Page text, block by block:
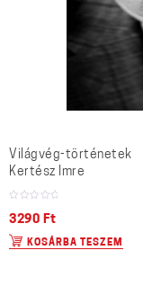
Világvég-történetek
Kertész Imre
3290 Ft
KOSÁRBA TESZEM